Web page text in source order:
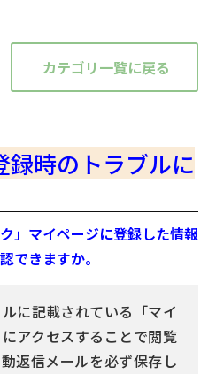
カテゴリ一覧に戻る
録時のトラブルに
ク」マイページに登録した情報
できますか。
に記載されている「マイ
アクセスすることで閲覧
返信メールを必ず保存し